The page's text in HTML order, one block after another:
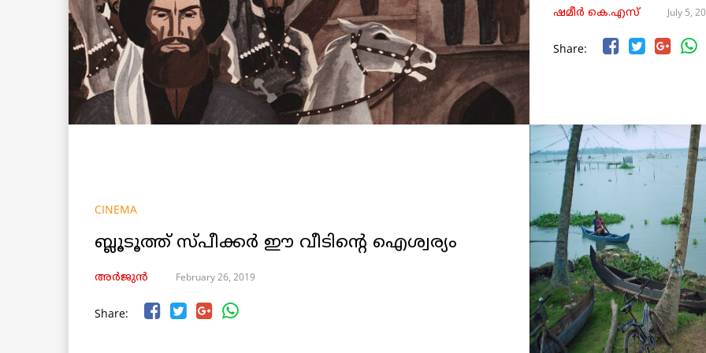
ഷമീര്‍ കെ.എസ് July 5,
Share:
CINEMA
ബ്ലൂടൂത്ത് സ്പീക്കർ ഈ വീടിന്റെ ഐശ്വര്യം
അർജുൻ February 26, 2019
Share: